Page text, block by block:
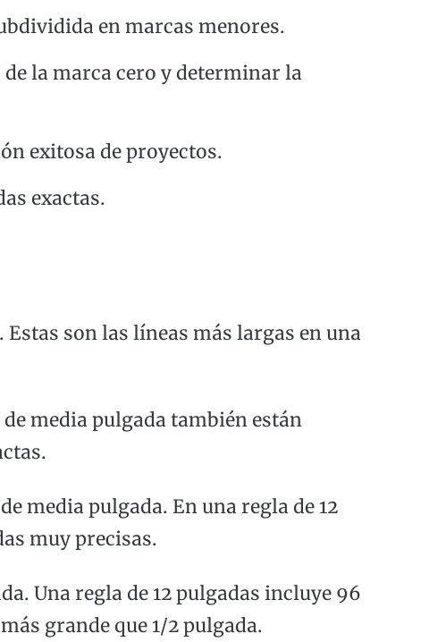
en marcas menores.
la marca cero y determinar la
exitosa de proyectos.
exactas.
. Estas son las líneas más largas en una
media pulgada también están
media pulgada. En una regla de 12
muy precisas.
Una regla de 12 pulgadas incluye 96
grande que 1/2 pulgada.